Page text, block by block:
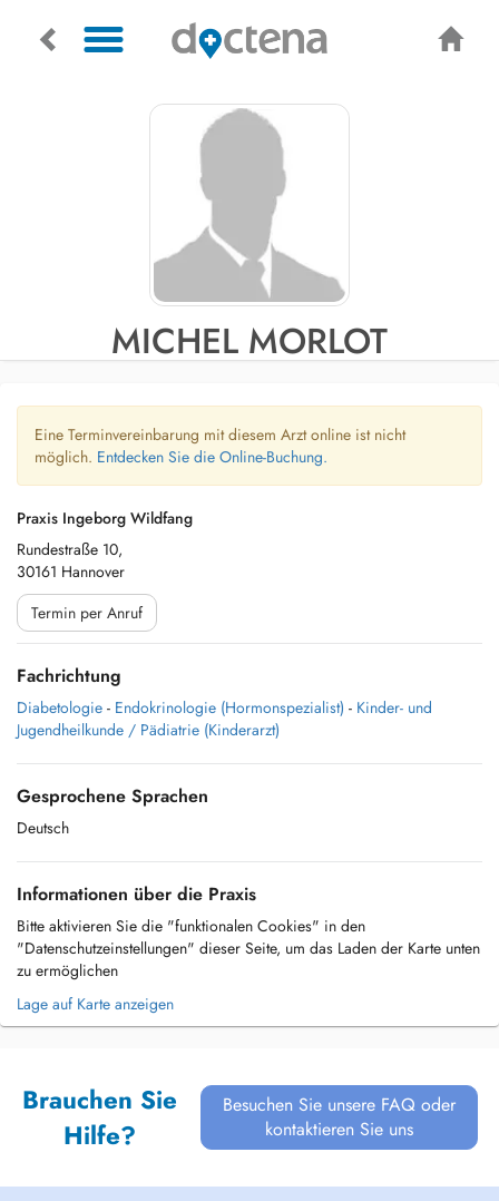
MICHEL MORLOT
Eine Terminvereinbarung mit diesem Arzt online ist nicht
möglich. Entdecken Sie die Online-Buchung.
Praxis Ingeborg Wildfang
Rundestraße 10,
30161 Hannover
Termin per Anruf
Fachrichtung
Diabetologie - Endokrinologie (Hormonspezialist) - Kinder- und
Jugendheilkunde / Pädiatrie (Kinderarzt)
Gesprochene Sprachen
Deutsch
Informationen über die Praxis
Bitte aktivieren Sie die "funktionalen Cookies" in den
"Datenschutzeinstellungen" dieser Seite, um das Laden der Karte unten
zu ermöglichen
Lage auf Karte anzeigen
Brauchen Sie
Hilfe?
Besuchen Sie unsere FAQ oder
kontaktieren Sie uns